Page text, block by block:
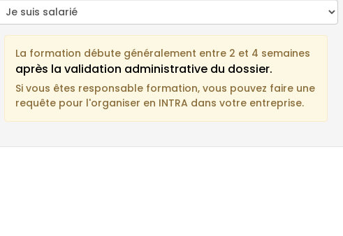
La formation débute généralement entre 2 et 4 semaines
après la validation administrative du dossier.
Si vous êtes responsable formation, vous pouvez faire une
requête pour l'organiser en INTRA dans votre entreprise.